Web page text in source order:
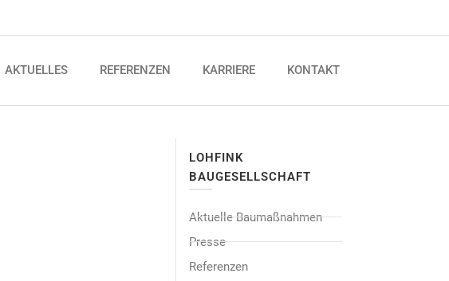
AKTUELLES REFERENZEN KARRIERE KONTAKT
LOHFINK
BAUGESELLSCHAFT
Aktuelle Baumaßnahmen
Presse
Referenzen